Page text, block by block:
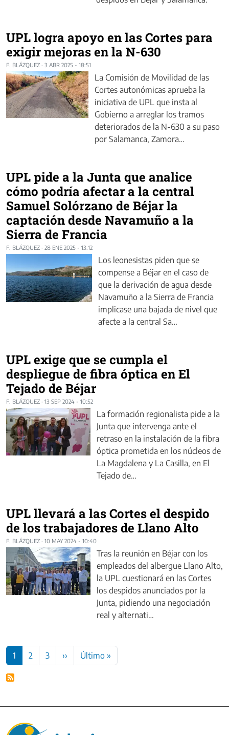
UPL logra apoyo en las Cortes para
exigir mejoras en la N-630
F. BLÁZQUEZ · 3 ABR 2025 - 18:51
La Comisión de Movilidad de las
Cortes autonómicas aprueba la
iniciativa de UPL que insta al
Gobierno a arreglar los tramos
deteriorados de la N-630 a su paso
por Salamanca, Zamora…
UPL pide a la Junta que analice
cómo podría afectar a la central
Samuel Solórzano de Béjar la
captación desde Navamuño a la
Sierra de Francia
F. BLÁZQUEZ · 28 ENE 2025 - 13:12
Los leonesistas piden que se
compense a Béjar en el caso de
que la derivación de agua desde
Navamuño a la Sierra de Francia
implicase una bajada de nivel que
afecte a la central Sa…
UPL exige que se cumpla el
despliegue de fibra óptica en El
Tejado de Béjar
F. BLÁZQUEZ · 13 SEP 2024 - 10:52
La formación regionalista pide a la
Junta que intervenga ante el
retraso en la instalación de la fibra
óptica prometida en los núcleos de
La Magdalena y La Casilla, en El
Tejado de…
UPL llevará a las Cortes el despido
de los trabajadores de Llano Alto
F. BLÁZQUEZ · 10 MAY 2024 - 10:40
Tras la reunión en Béjar con los
empleados del albergue Llano Alto,
la UPL cuestionará en las Cortes
los despidos anunciados por la
Junta, pidiendo una negociación
real y alternati…
Paginación
1 2 3 ›› Siguiente página
Último »